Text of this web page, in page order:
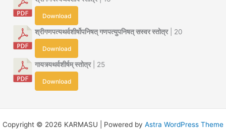
Download
श्रीगणपत्यथर्वशीर्षोपनिषत् गणपत्युपनिषत् सस्वर स्तोत्र| 20
Download
गायत्र्यथर्वशीर्षम् स्तोत्र| 25
Download
Copyright © 2026 KARMASU | Powered by Astra WordPress Theme